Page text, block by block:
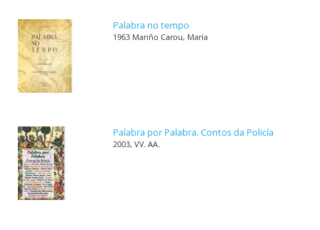
Palabra no tempo
1963 Mariño Carou, María
Palabra por Palabra. Contos da Policía
2003, VV. AA.